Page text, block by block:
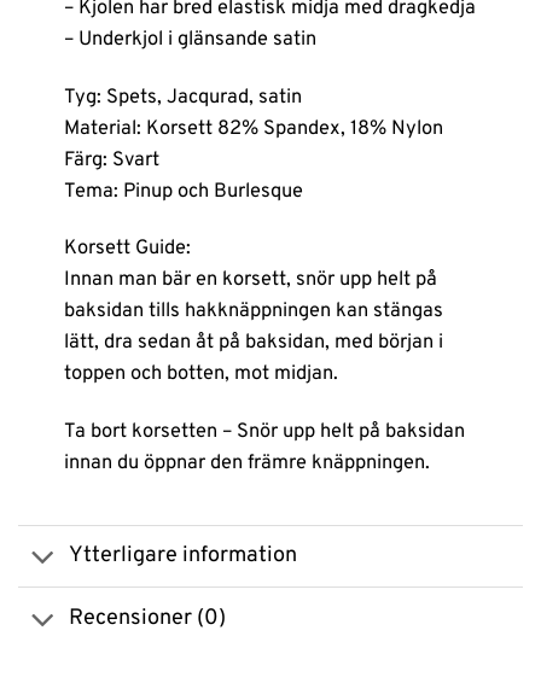
– Kjolen har bred elastisk midja med dragkedja
– Underkjol i glänsande satin
Tyg: Spets, Jacqurad, satin
Material: Korsett 82% Spandex, 18% Nylon
Färg: Svart
Tema: Pinup och Burlesque
Korsett Guide:
Innan man bär en korsett, snör upp helt på
baksidan tills hakknäppningen kan stängas
lätt, dra sedan åt på baksidan, med början i
toppen och botten, mot midjan.
Ta bort korsetten – Snör upp helt på baksidan
innan du öppnar den främre knäppningen.
Ytterligare information
Recensioner (0)